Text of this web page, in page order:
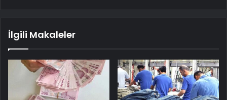
İlgili Makaleler